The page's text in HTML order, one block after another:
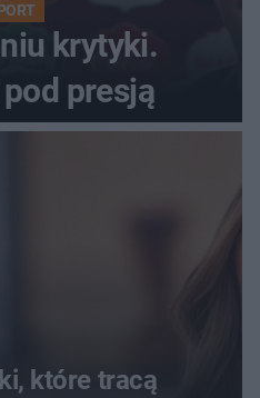
krytyki.
presją
które tracą